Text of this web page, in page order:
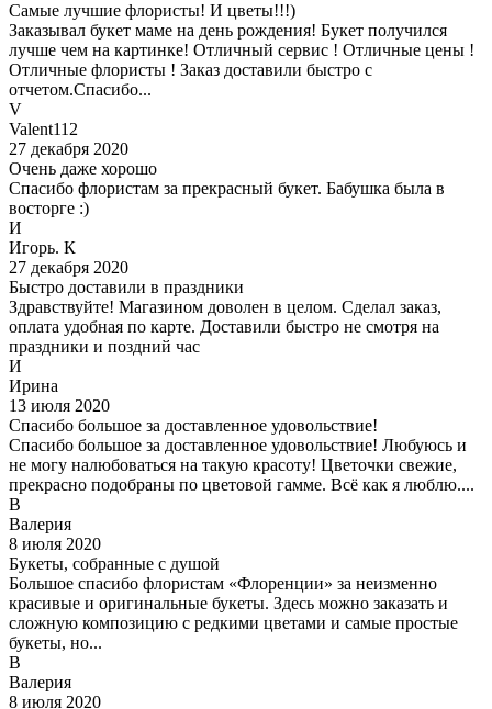
Самые лучшие флористы! И цветы!!!)
Заказывал букет маме на день рождения! Букет получился
лучше чем на картинке! Отличный сервис ! Отличные цены !
Отличные флористы ! Заказ доставили быстро с
отчетом.Спасибо...
V
Valent112
27 декабря 2020
Очень даже хорошо
Спасибо флористам за прекрасный букет. Бабушка была в
восторге :)
И
Игорь. К
27 декабря 2020
Быстро доставили в праздники
Здравствуйте! Магазином доволен в целом. Сделал заказ,
оплата удобная по карте. Доставили быстро не смотря на
праздники и поздний час
И
Ирина
13 июля 2020
Спасибо большое за доставленное удовольствие!
Спасибо большое за доставленное удовольствие! Любуюсь и
не могу налюбоваться на такую красоту! Цветочки свежие,
прекрасно подобраны по цветовой гамме. Всё как я люблю....
В
Валерия
8 июля 2020
Букеты, собранные с душой
Большое спасибо флористам «Флоренции» за неизменно
красивые и оригинальные букеты. Здесь можно заказать и
сложную композицию с редкими цветами и самые простые
букеты, но...
В
Валерия
8 июля 2020